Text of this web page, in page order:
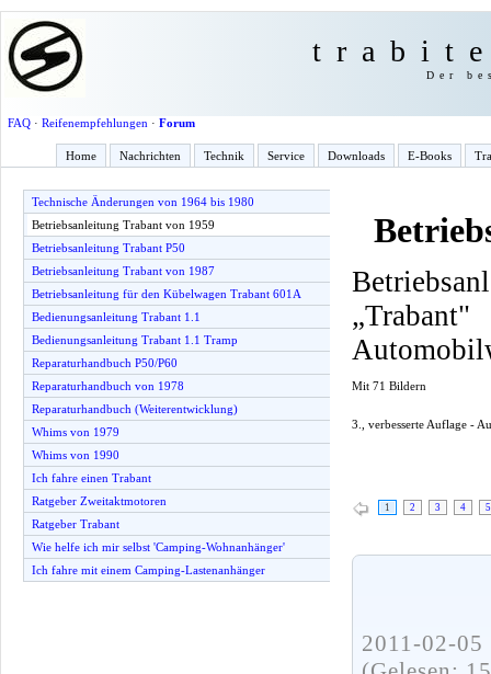
Der
FAQ· Reifenempfehlungen · Forum
Home Nachrichten Technik Service Downloads E-Books
Technische Änderungen von 1964 bis 1980
Betriebsanleitung Trabant von 1959
Betriebsanleitung Trabant P50
Betriebsanleitung Trabant von 1987
Betriebsanleitung für den Kübelwagen Trabant 601A
Bedienungsanleitung Trabant 1.1
Bedienungsanleitung Trabant 1.1 Tramp
Reparaturhandbuch P50/P60
Reparaturhandbuch von 1978
Reparaturhandbuch (Weiterentwicklung)
Whims von 1979
Whims von 1990
Ich fahre einen Trabant
Ratgeber Zweitaktmotoren
Ratgeber Trabant
Wie helfe ich mir selbst 'Camping-Wohnanhänger'
Ich fahre mit einem Camping-Lastenanhänger
Mit 71 Bildern
3., verbesserte Auflage -
1 2 3 4 5
2011-02-